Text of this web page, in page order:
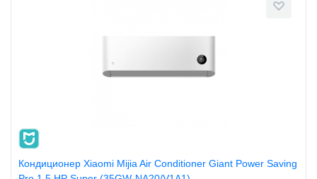
Кондиционер Xiaomi Mijia Air Conditioner Giant Power Saving